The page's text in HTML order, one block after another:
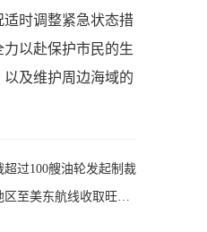
时调整紧急状态措
以赴保护市民的生
及维护周边海域的
过100艘油轮发起制裁
美东航线收取旺季附加费